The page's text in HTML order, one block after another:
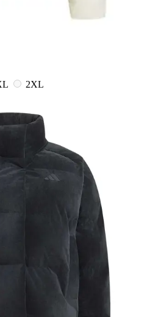
2XL